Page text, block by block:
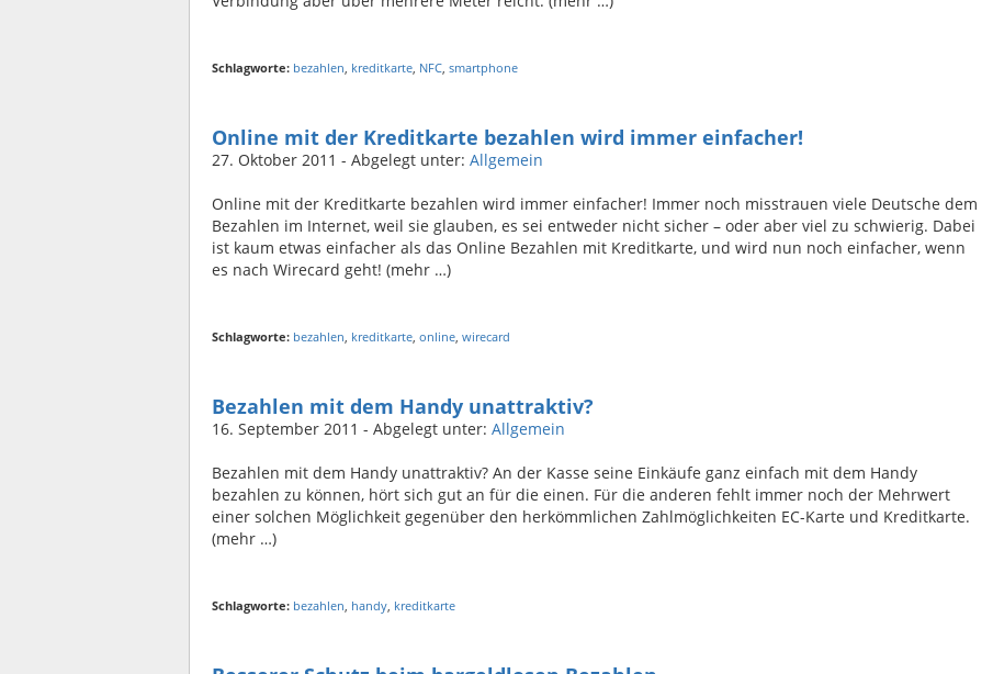
Schlagworte: bezahlen, kreditkarte, NFC, smartphone
Online mit der Kreditkarte bezahlen wird immer einfacher!
27. Oktober 2011 - Abgelegt unter: Allgemein
Online mit der Kreditkarte bezahlen wird immer einfacher! Immer noch misstrauen viele Deutsche dem
Bezahlen im Internet, weil sie glauben, es sei entweder nicht sicher – oder aber viel zu schwierig. Dabei
ist kaum etwas einfacher als das Online Bezahlen mit Kreditkarte, und wird nun noch einfacher, wenn
es nach Wirecard geht! (mehr …)
Schlagworte: bezahlen, kreditkarte, online, wirecard
Bezahlen mit dem Handy unattraktiv?
16. September 2011 - Abgelegt unter: Allgemein
Bezahlen mit dem Handy unattraktiv? An der Kasse seine Einkäufe ganz einfach mit dem Handy
bezahlen zu können, hört sich gut an für die einen. Für die anderen fehlt immer noch der Mehrwert
einer solchen Möglichkeit gegenüber den herkömmlichen Zahlmöglichkeiten EC-Karte und Kreditkarte.
(mehr …)
Schlagworte: bezahlen, handy, kreditkarte